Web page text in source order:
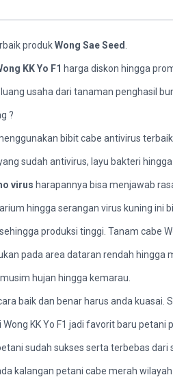
produkWong Sae Seed
KK Yo F1 harga diskon hingga
usaha dari tanaman penghasil
?
bibit cabe antivirus
sudah antivirus, layu bakteri
virus harapannya bisa menjawab
hingga serangan virus kuning ini
produksi tinggi. Tanam cabe
pada area dataran rendah hingga
hujan hingga kemarau.
baik dan benar harus anda
KK Yo F1 jadi favorit baru petani
sudah sukses serta terbebas dari
kalangan petani cabe merah wilayah